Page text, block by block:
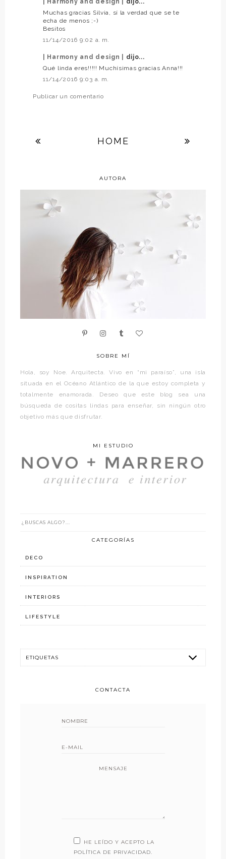
Muchas gracias Silvia, sí la verdad que se te
echa de menos ;-)
Besitos
11/14/2016 9:02 a. m.
| Harmony and design |
dijo...
Qué linda eres!!!!! Muchísimas gracias Anna!!!
11/14/2016 9:03 a. m.
Publicar un comentario
HOME
AUTORA
SOBRE MÍ
Hola, soy Noe. Arquitecta. Vivo en “mi paraíso”, una isla
situada en el Océano Atlántico de la que estoy completa y
totalmente enamorada. Deseo que este blog sea una
búsqueda de cositas lindas para enseñar, sin ningún otro
objetivo más que disfrutar.
MI ESTUDIO
CATEGORÍAS
DECO
INSPIRATION
INTERIORS
LIFESTYLE
CONTACTA
MENSAJE
HE LEÍDO Y ACEPTO LA
POLÍTICA DE PRIVACIDAD.